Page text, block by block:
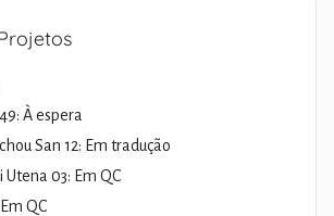
À espera
San 12: Em tradução
03: Em QC
QC